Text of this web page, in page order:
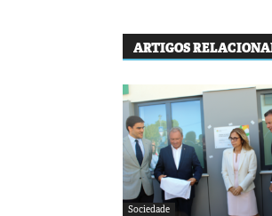
ARTIGOS
Sociedade